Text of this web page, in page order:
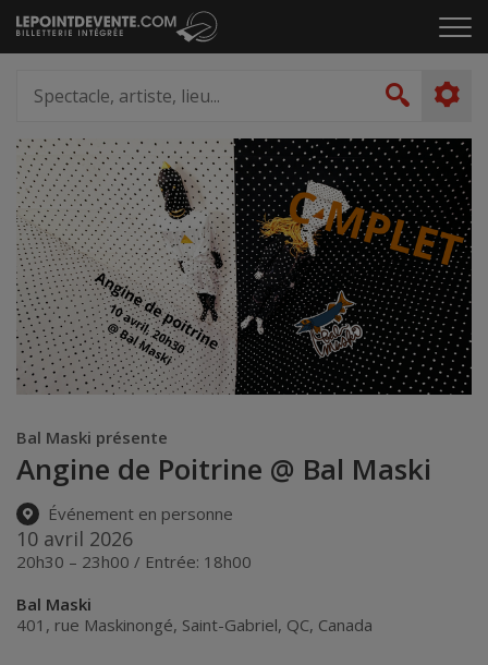
Passer
au
le
artiste,
lieu...
Bal Maski présente
Angine de Poitrine @ Bal Maski
Événement en personne
10 avril 2026
20h30 – 23h00 / Entrée: 18h00
Bal Maski
401, rue Maskinongé, Saint-Gabriel, QC, Canada